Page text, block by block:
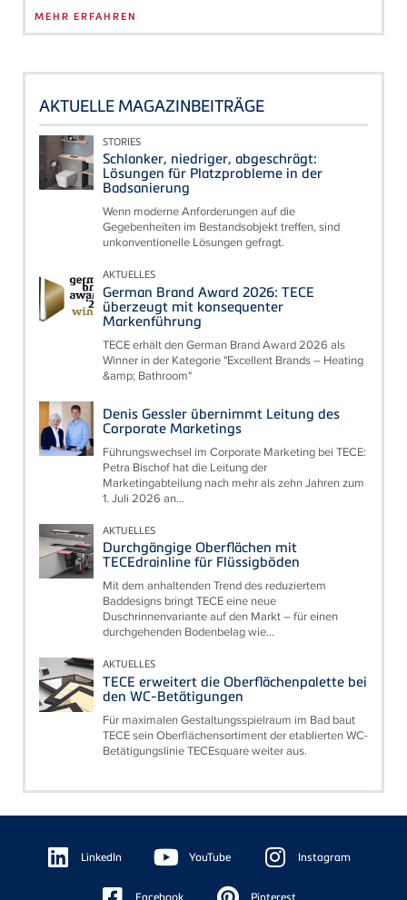
MEHR ERFAHREN
AKTUELLE MAGAZINBEITRÄGE
STORIES
Schlanker, niedriger, abgeschrägt:
Lösungen für Platzprobleme in der
Badsanierung
Wenn moderne Anforderungen auf die
Gegebenheiten im Bestandsobjekt treffen, sind
unkonventionelle Lösungen gefragt.
AKTUELLES
German Brand Award 2026: TECE
überzeugt mit konsequenter
Markenführung
TECE erhält den German Brand Award 2026 als
Winner in der Kategorie "Excellent Brands – Heating
&amp; Bathroom"
Denis Gessler übernimmt Leitung des
Corporate Marketings
Führungswechsel im Corporate Marketing bei TECE:
Petra Bischof hat die Leitung der
Marketingabteilung nach mehr als zehn Jahren zum
1. Juli 2026 an...
AKTUELLES
Durchgängige Oberflächen mit
TECEdrainline für Flüssigböden
Mit dem anhaltenden Trend des reduziertem
Baddesigns bringt TECE eine neue
Duschrinnenvariante auf den Markt – für einen
durchgehenden Bodenbelag wie...
AKTUELLES
TECE erweitert die Oberflächenpalette bei
den WC-Betätigungen
Für maximalen Gestaltungsspielraum im Bad baut
TECE sein Oberflächensortiment der etablierten WC-
Betätigungslinie TECEsquare weiter aus.
Floating
Sidebar LinkedIn YouTube Instagram
Facebook Pinterest